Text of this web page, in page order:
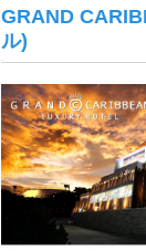
GRAND
ル)